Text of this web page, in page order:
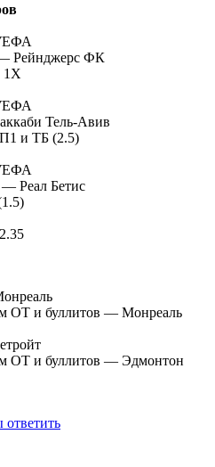
Рейнджерс ФК
1X
Тель-Авив
и ТБ (2.5)
Реал Бетис
ОТ и буллитов — Монреаль
ОТ и буллитов — Эдмонтон